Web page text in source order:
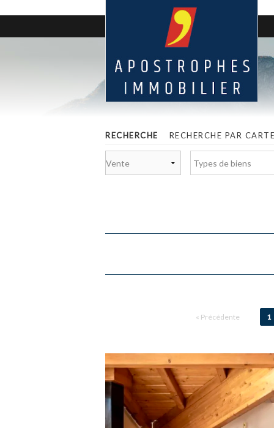
RECHERCHE RECHERCHE PAR
Types de biens
« Précédente 1